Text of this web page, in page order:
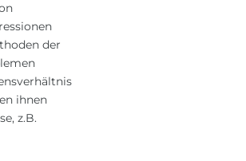
der
ihnen
z.B.